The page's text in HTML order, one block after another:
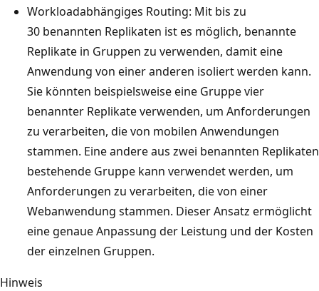
Workloadabhängiges Routing: Mit bis zu
30 benannten Replikaten ist es möglich, benannte
Replikate in Gruppen zu verwenden, damit eine
Anwendung von einer anderen isoliert werden kann.
Sie könnten beispielsweise eine Gruppe vier
benannter Replikate verwenden, um Anforderungen
zu verarbeiten, die von mobilen Anwendungen
stammen. Eine andere aus zwei benannten Replikaten
bestehende Gruppe kann verwendet werden, um
Anforderungen zu verarbeiten, die von einer
Webanwendung stammen. Dieser Ansatz ermöglicht
eine genaue Anpassung der Leistung und der Kosten
der einzelnen Gruppen.
Hinweis